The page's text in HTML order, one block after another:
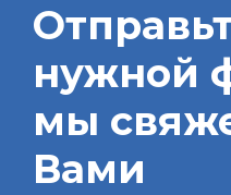
нужной
мы
Вами